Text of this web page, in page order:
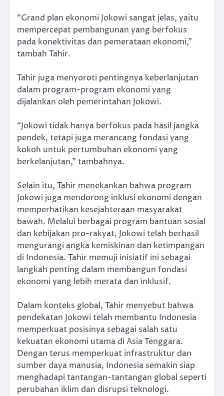
“Grand plan ekonomi Jokowi sangat jelas, yaitu
mempercepat pembangunan yang berfokus
pada konektivitas dan pemerataan ekonomi,”
tambah Tahir.
Tahir juga menyoroti pentingnya keberlanjutan
dalam program-program ekonomi yang
dijalankan oleh pemerintahan Jokowi.
“Jokowi tidak hanya berfokus pada hasil jangka
pendek, tetapi juga merancang fondasi yang
kokoh untuk pertumbuhan ekonomi yang
berkelanjutan,” tambahnya.
Selain itu, Tahir menekankan bahwa program
Jokowi juga mendorong inklusi ekonomi dengan
memperhatikan kesejahteraan masyarakat
bawah. Melalui berbagai program bantuan sosial
dan kebijakan pro-rakyat, Jokowi telah berhasil
mengurangi angka kemiskinan dan ketimpangan
di Indonesia. Tahir memuji inisiatif ini sebagai
langkah penting dalam membangun fondasi
ekonomi yang lebih merata dan inklusif.
Dalam konteks global, Tahir menyebut bahwa
pendekatan Jokowi telah membantu Indonesia
memperkuat posisinya sebagai salah satu
kekuatan ekonomi utama di Asia Tenggara.
Dengan terus memperkuat infrastruktur dan
sumber daya manusia, Indonesia semakin siap
menghadapi tantangan-tantangan global seperti
perubahan iklim dan disrupsi teknologi.